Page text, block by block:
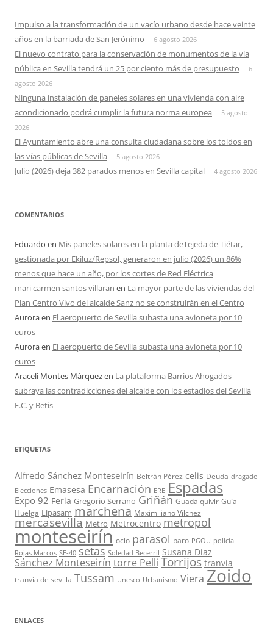
Impulso a la transformación de un vacío urbano desde hace veinte
años en la barriada de San Jerónimo
6 agosto 2026
El nuevo contrato para la conservación de monumentos de la vía
pública en Sevilla tendrá un 25 por ciento más de presupuesto
6
agosto 2026
Ninguna instalación de paneles solares en una vivienda con aire
acondicionado podrá cumplir la futura norma europea
5 agosto
2026
El Ayuntamiento abre una consulta ciudadana sobre los toldos en
las vías públicas de Sevilla
5 agosto 2026
Julio (2026) deja 382 parados menos en Sevilla capital 4 agosto 2026
COMENTARIOS
Eduardo en Mis paneles solares en la planta deTejeda de Tiétar,
gestionada por Ekiluz/Repsol, generaron en julio (2026) un 86%
menos que hace un año, por los cortes de Red Eléctrica
mari carmen santos villaran en La mayor parte de las viviendas del
Plan Centro Vivo del alcalde Sanz no se construirán en el Centro
Auroraen El aeropuerto de Sevilla subasta una avioneta por 10
euros
Auroraen El aeropuerto de Sevilla subasta una avioneta por 10
euros
Araceli Montes Márquezen La plataforma Barrios Ahogados
subraya las contradicciones del alcalde con los estadios del Sevilla
F.C. y Betis
ETIQUETAS
Alfredo Sánchez Monteseirín Beltrán Pérez celis Deuda dragado
Elecciones Emasesa Encarnación ERE Espadas
Expo 92 Feria Gregorio Serrano Griñán Guadalquivir Guía
Huelga Lipasam marchena Maximiliano Vílchez
mercasevilla Metro Metrocentro metropol
monteseirín ocio parasol paro PGOU policía
Rojas Marcos SE-40 setas Soledad Becerril Susana Díaz
Sánchez Monteseirín torre Pelli Torrijos tranvía
tranvía de sevilla Tussam Unesco Urbanismo Viera Zoido
ENLACES